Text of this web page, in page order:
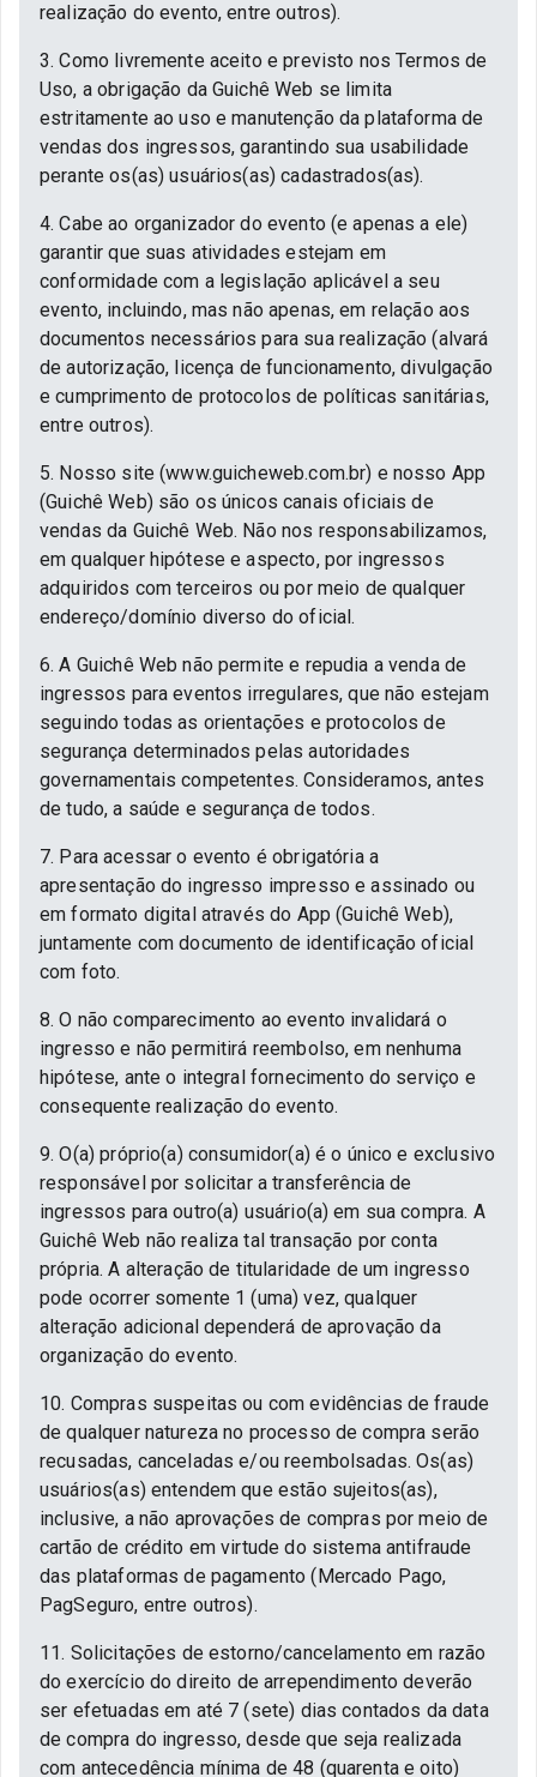
realização do evento, entre outros).
3. Como livremente aceito e previsto nos Termos de
Uso, a obrigação da Guichê Web se limita
estritamente ao uso e manutenção da plataforma de
vendas dos ingressos, garantindo sua usabilidade
perante os(as) usuários(as) cadastrados(as).
4. Cabe ao organizador do evento (e apenas a ele)
garantir que suas atividades estejam em
conformidade com a legislação aplicável a seu
evento, incluindo, mas não apenas, em relação aos
documentos necessários para sua realização (alvará
de autorização, licença de funcionamento, divulgação
e cumprimento de protocolos de políticas sanitárias,
entre outros).
5. Nosso site (www.guicheweb.com.br) e nosso App
(Guichê Web) são os únicos canais oficiais de
vendas da Guichê Web. Não nos responsabilizamos,
em qualquer hipótese e aspecto, por ingressos
adquiridos com terceiros ou por meio de qualquer
endereço/domínio diverso do oficial.
6. A Guichê Web não permite e repudia a venda de
ingressos para eventos irregulares, que não estejam
seguindo todas as orientações e protocolos de
segurança determinados pelas autoridades
governamentais competentes. Consideramos, antes
de tudo, a saúde e segurança de todos.
7. Para acessar o evento é obrigatória a
apresentação do ingresso impresso e assinado ou
em formato digital através do App (Guichê Web),
juntamente com documento de identificação oficial
com foto.
8. O não comparecimento ao evento invalidará o
ingresso e não permitirá reembolso, em nenhuma
hipótese, ante o integral fornecimento do serviço e
consequente realização do evento.
9. O(a) próprio(a) consumidor(a) é o único e exclusivo
responsável por solicitar a transferência de
ingressos para outro(a) usuário(a) em sua compra. A
Guichê Web não realiza tal transação por conta
própria. A alteração de titularidade de um ingresso
pode ocorrer somente 1 (uma) vez, qualquer
alteração adicional dependerá de aprovação da
organização do evento.
10. Compras suspeitas ou com evidências de fraude
de qualquer natureza no processo de compra serão
recusadas, canceladas e/ou reembolsadas. Os(as)
usuários(as) entendem que estão sujeitos(as),
inclusive, a não aprovações de compras por meio de
cartão de crédito em virtude do sistema antifraude
das plataformas de pagamento (Mercado Pago,
PagSeguro, entre outros).
11. Solicitações de estorno/cancelamento em razão
do exercício do direito de arrependimento deverão
ser efetuadas em até 7 (sete) dias contados da data
de compra do ingresso, desde que seja realizada
com antecedência mínima de 48 (quarenta e oito)